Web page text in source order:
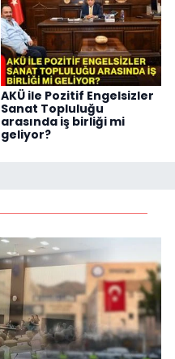
AKÜ ile Pozitif Engelsizler
Sanat Topluluğu
arasında iş birliği mi
geliyor?